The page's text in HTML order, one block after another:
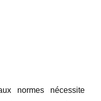
normes nécessite